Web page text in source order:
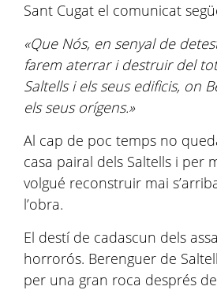
Sant Cugat el comunicat
«Que Nós, en senyal de
farem aterrar i destruir del
Saltells i els seus edificis, on
els seus orígens.»
Al cap de poc temps no
casa pairal dels Saltells i per
volgué reconstruir mai
l’obra.
El destí de cadascun dels
horrorós. Berenguer de
per una gran roca després